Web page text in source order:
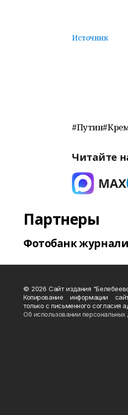
Источник
Читайте
Партнеры
Фотобанк
© 2026 Сайт издания
Копирование информации
только с письменного согласия
Об использовании персональных